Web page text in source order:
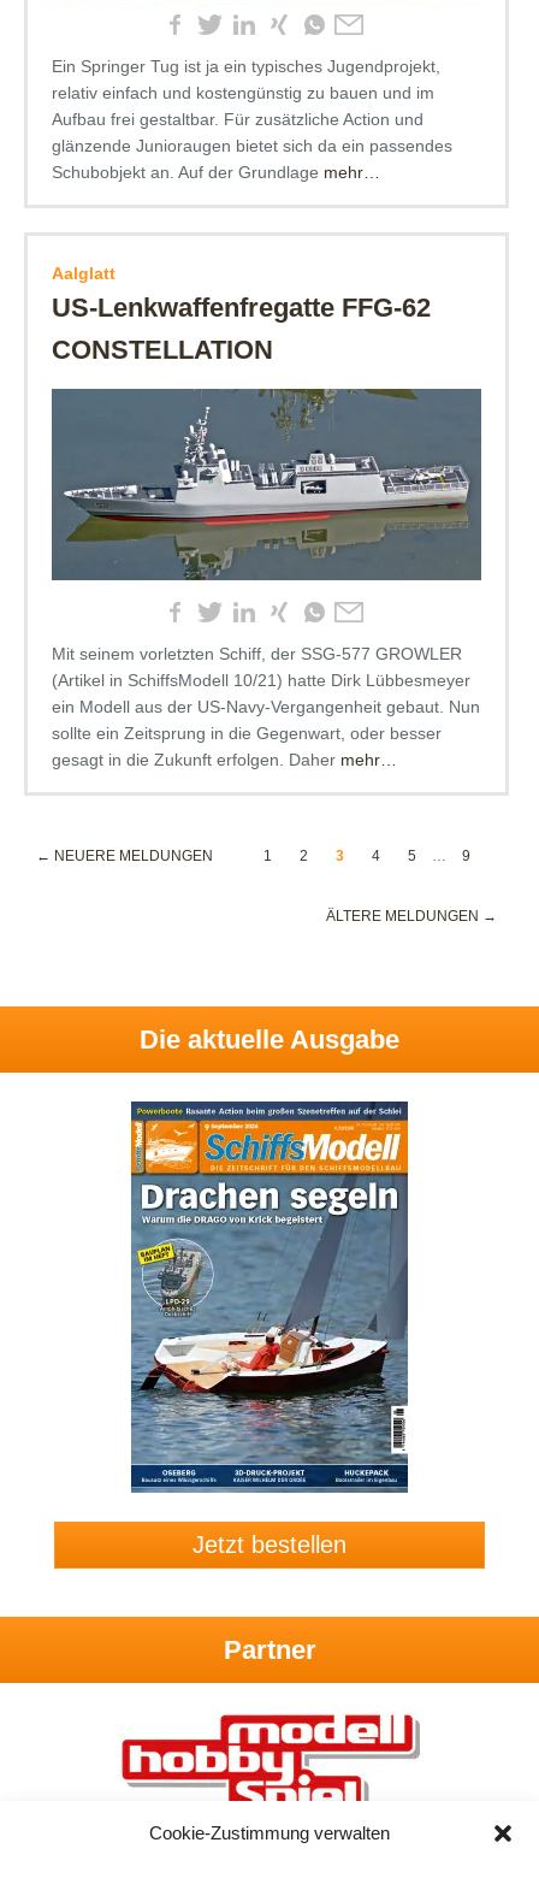
Cookie-Zustimmung verwalten
Ein Springer Tug ist ja ein typisches Jugendprojekt,
relativ einfach und kostengünstig zu bauen und im
Aufbau frei gestaltbar. Für zusätzliche Action und
glänzende Junioraugen bietet sich da ein passendes
Schubobjekt an. Auf der Grundlage mehr…
Aalglatt
US-Lenkwaffenfregatte FFG-62
CONSTELLATION
Mit seinem vorletzten Schiff, der SSG-577 GROWLER
(Artikel in SchiffsModell 10/21) hatte Dirk Lübbesmeyer
ein Modell aus der US-Navy-Vergangenheit gebaut. Nun
sollte ein Zeitsprung in die Gegenwart, oder besser
gesagt in die Zukunft erfolgen. Daher mehr…
← NEUERE MELDUNGEN 1 2 3 4 5 9
ÄLTERE MELDUNGEN →
Die aktuelle Ausgabe
Jetzt bestellen
Partner